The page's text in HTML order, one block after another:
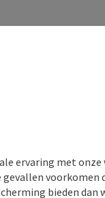
ervaring met
voorkomen
bieden